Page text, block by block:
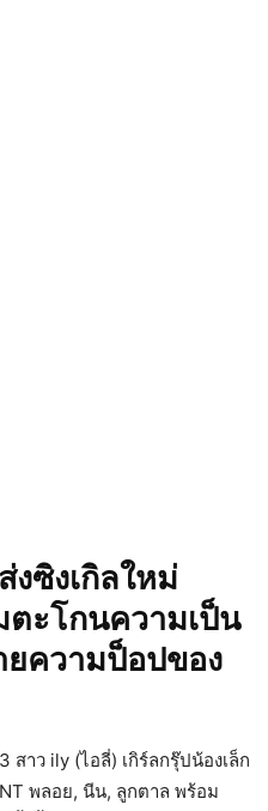
งซิงเกิลใหม่
ตะโกนความเป็น
ความป็อปของ
าว ily (ไอลี่) เกิร์ลกรุ๊ปน้องเล็ก
พลอย, นีน, ลูกตาล พร้อม